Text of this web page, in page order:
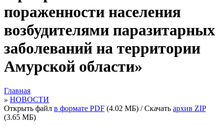
пораженности населения
возбудителями паразитарных
заболеваний на территории
Амурской области»
Главная
» НОВОСТИ
Открыть файл в формате PDF (4.02 МБ) / Скачать архив ZIP
(3.65 МБ)